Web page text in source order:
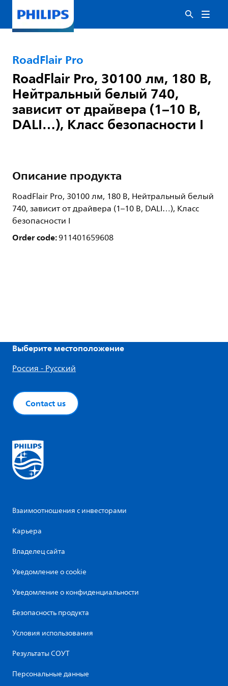
RoadFlair Pro
RoadFlair Pro, 30100 лм, 180 В,
Нейтральный белый 740,
зависит от драйвера (1–10 В,
DALI…), Класс безопасности I
Описание продукта
RoadFlair Pro, 30100 лм, 180 В, Нейтральный белый
740, зависит от драйвера (1–10 В, DALI…), Класс
безопасности I
Order code:911401659608
Выберите местоположение
Россия - Русский
Contact us
Взаимоотношения с инвесторами
Карьера
Владелец сайта
Уведомление о cookie
Уведомление о конфиденциальности
Безопасность продукта
Условия использования
Результаты СОУТ
Персональные данные